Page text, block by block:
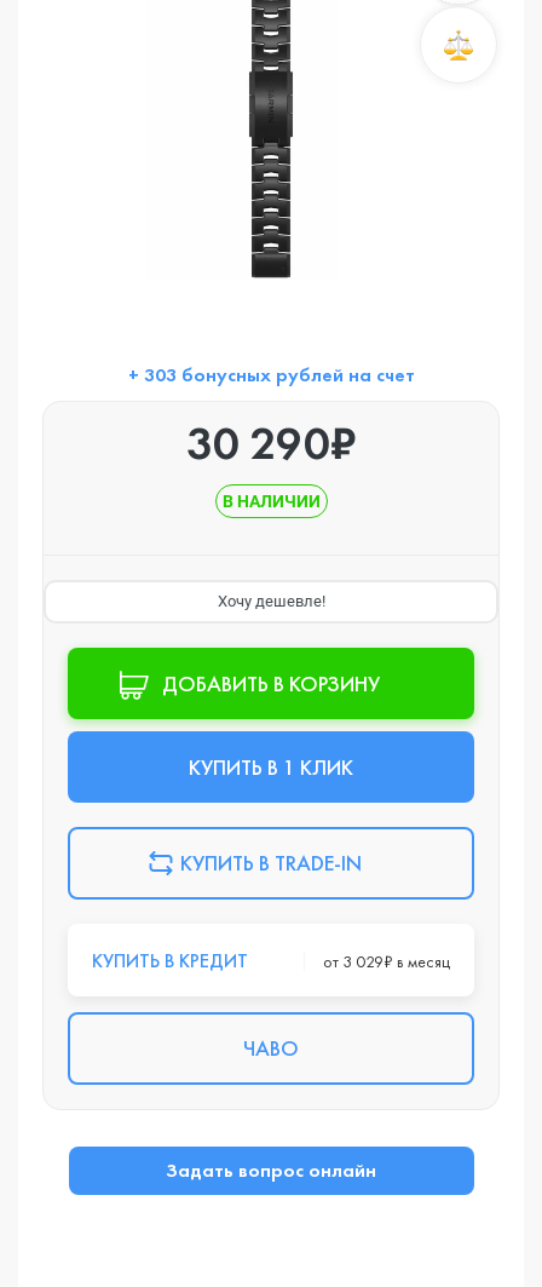
+ 303 бонусных рублей на счет
30 290₽
В НАЛИЧИИ
Хочу дешевле!
ДОБАВИТЬ В КОРЗИНУ
КУПИТЬ В 1 КЛИК
КУПИТЬ В TRADE-IN
КУПИТЬ В КРЕДИТ от 3 029₽ в месяц
ЧАВО
Задать вопрос онлайн